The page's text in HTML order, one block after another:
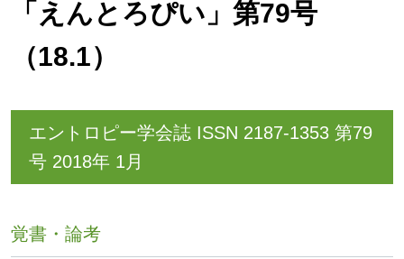
「えんとろぴい」第79号
（18.1）
エントロピー学会誌 ISSN 2187-1353 第79
号 2018年 1月
覚書・論考